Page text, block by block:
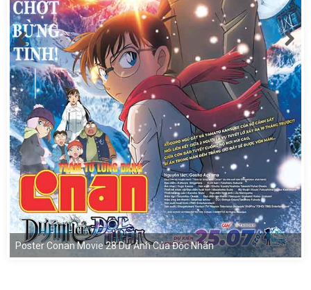
Poster Conan Movie 28 Dư Ảnh Của Độc Nhãn